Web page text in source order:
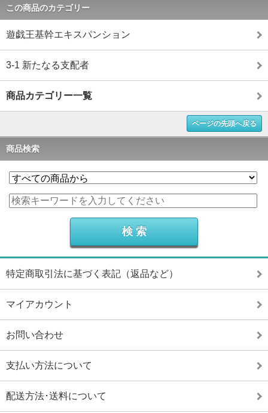
この商品のカテゴリー
遊戯王基幹エキスパンション
3-1 新たなる支配者
商品カテゴリー一覧
ページの先頭へ戻る
商品検索
特定商取引法に基づく表記（返品など）
マイアカウント
お問い合わせ
支払い方法について
配送方法･送料について